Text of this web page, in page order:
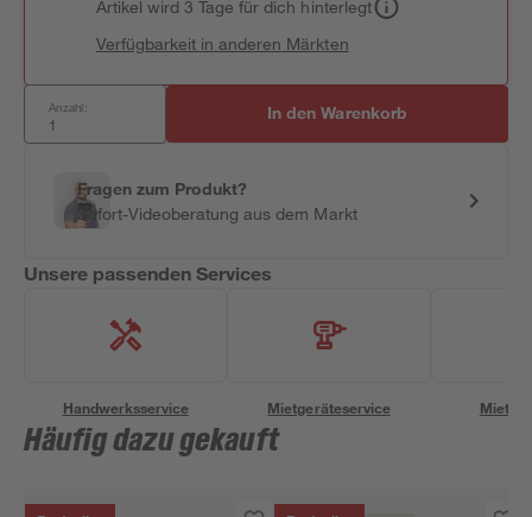
Artikel wird 3 Tage für dich hinterlegt
Verfügbarkeit in anderen Märkten
Anzahl: In den Warenkorb
Fragen zum Produkt?
Sofort-Videoberatung aus dem Markt
Unsere passenden Services
Handwerksservice Mietgeräteservice
Häufig dazu gekauft